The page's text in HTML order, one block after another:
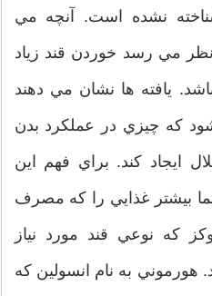
شناخته نشده است. آنچه مي
مي رسد خوردن قند زياد
يافته ها نشان مي دهند
كه چيزي در عملكرد بدن
ايجاد كند. براي فهم اين
بيشتر غذايي را كه مصرف
كه نوعي قند مورد نياز
به نام انسولين كه